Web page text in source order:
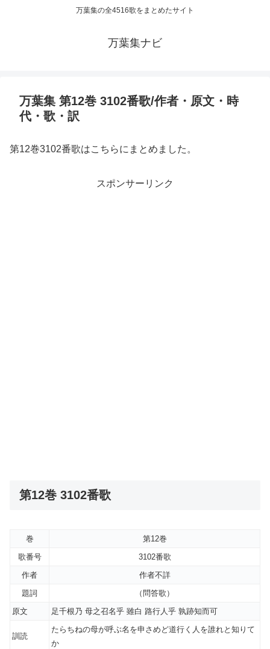
万葉集の全4516歌をまとめたサイト
万葉集ナビ
万葉集 第12巻 3102番歌/作者・原文・時
代・歌・訳
第12巻3102番歌はこちらにまとめました。
スポンサーリンク
第12巻 3102番歌
巻
第12巻
歌番号
3102番歌
作者
作者不詳
題詞
（問答歌）
原文
足千根乃 母之召名乎 雖白 路行人乎 孰跡知而可
訓読
たらちねの母が呼ぶ名を申さめど道行く人を誰れと知りて
か